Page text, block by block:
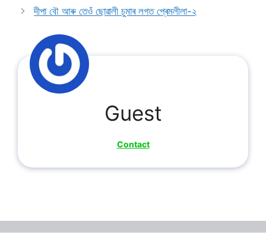
দীপা বৌ আৰু তেওঁ ছোৱালী চুমাৰ লগত প্ৰেমলীলা-২
Guest
Contact